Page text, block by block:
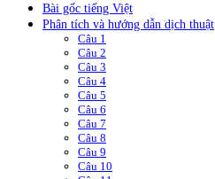
Bài gốc tiếng Việt
Phân tích và hướng dẫn dịch thuật
Câu 1
Câu 2
Câu 3
Câu 4
Câu 5
Câu 6
Câu 7
Câu 8
Câu 9
Câu 10